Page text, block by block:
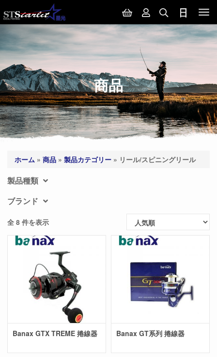
商品
ホーム » 商品 » 製品カテゴリー » リール/スピニングリール
製品種類
ブランド
全 8 件を表示
Banax GTX TREME 捲線器 Banax GT系列 捲線器